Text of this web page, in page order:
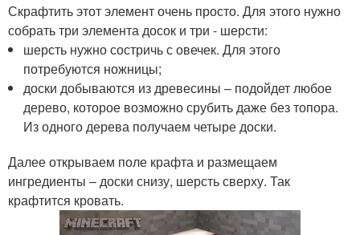
Скрафтить этот элемент очень просто. Для этого нужно
собрать три элемента досок и три - шерсти:
шерсть нужно состричь с овечек. Для этого
потребуются ножницы;
доски добываются из древесины – подойдет любое
дерево, которое возможно срубить даже без топора.
Из одного дерева получаем четыре доски.
Далее открываем поле крафта и размещаем
ингредиенты – доски снизу, шерсть сверху. Так
крафтится кровать.